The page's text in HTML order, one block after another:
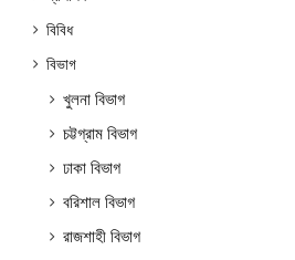
বিবিধ
বিভাগ
খুলনা বিভাগ
চট্টগ্রাম বিভাগ
ঢাকা বিভাগ
বরিশাল বিভাগ
রাজশাহী বিভাগ